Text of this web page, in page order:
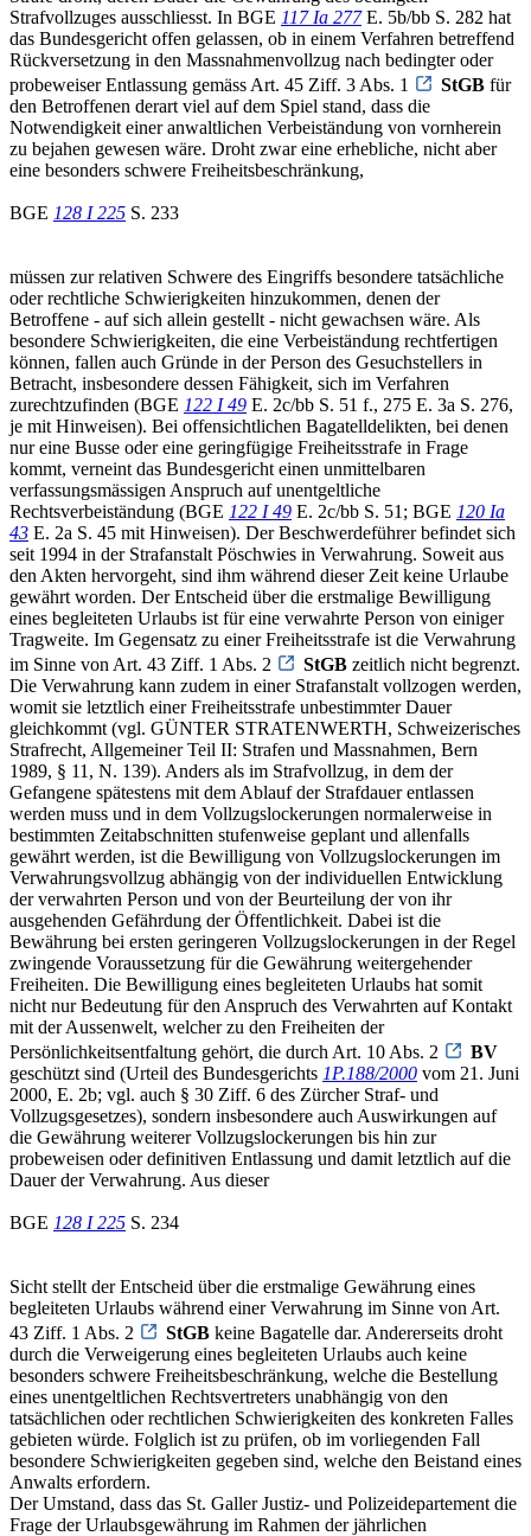
Strafvollzuges ausschliesst. In BGE 117 Ia 277E. 5b/bb S. 282 hat
das Bundesgericht offen gelassen, ob in einem Verfahren betreffend
Rückversetzung in den Massnahmenvollzug nach bedingter oder
probeweiser Entlassung gemäss Art. 45 Ziff. 3 Abs. 1
StGB für
den Betroffenen derart viel auf dem Spiel stand, dass die
Notwendigkeit einer anwaltlichen Verbeiständung von vornherein
zu bejahen gewesen wäre. Droht zwar eine erhebliche, nicht aber
eine besonders schwere Freiheitsbeschränkung,
BGE 128 I 225 S. 233
müssen zur relativen Schwere des Eingriffs besondere tatsächliche
oder rechtliche Schwierigkeiten hinzukommen, denen der
Betroffene - auf sich allein gestellt - nicht gewachsen wäre. Als
besondere Schwierigkeiten, die eine Verbeiständung rechtfertigen
können, fallen auch Gründe in der Person des Gesuchstellers in
Betracht, insbesondere dessen Fähigkeit, sich im Verfahren
zurechtzufinden (BGE 122 I 49 E. 2c/bb S. 51 f., 275 E. 3a S. 276,
je mit Hinweisen). Bei offensichtlichen Bagatelldelikten, bei denen
nur eine Busse oder eine geringfügige Freiheitsstrafe in Frage
kommt, verneint das Bundesgericht einen unmittelbaren
verfassungsmässigen Anspruch auf unentgeltliche
Rechtsverbeiständung (BGE 122 I 49 E. 2c/bb S. 51; BGE 120 Ia
43 E. 2a S. 45 mit Hinweisen). Der Beschwerdeführer befindet sich
seit 1994 in der Strafanstalt Pöschwies in Verwahrung. Soweit aus
den Akten hervorgeht, sind ihm während dieser Zeit keine Urlaube
gewährt worden. Der Entscheid über die erstmalige Bewilligung
eines begleiteten Urlaubs ist für eine verwahrte Person von einiger
Tragweite. Im Gegensatz zu einer Freiheitsstrafe ist die Verwahrung
im Sinne von Art. 43 Ziff. 1 Abs. 2
StGB zeitlich nicht begrenzt.
Die Verwahrung kann zudem in einer Strafanstalt vollzogen werden,
womit sie letztlich einer Freiheitsstrafe unbestimmter Dauer
gleichkommt (vgl. GÜNTER STRATENWERTH, Schweizerisches
Strafrecht, Allgemeiner Teil II: Strafen und Massnahmen, Bern
1989, § 11, N. 139). Anders als im Strafvollzug, in dem der
Gefangene spätestens mit dem Ablauf der Strafdauer entlassen
werden muss und in dem Vollzugslockerungen normalerweise in
bestimmten Zeitabschnitten stufenweise geplant und allenfalls
gewährt werden, ist die Bewilligung von Vollzugslockerungen im
Verwahrungsvollzug abhängig von der individuellen Entwicklung
der verwahrten Person und von der Beurteilung der von ihr
ausgehenden Gefährdung der Öffentlichkeit. Dabei ist die
Bewährung bei ersten geringeren Vollzugslockerungen in der Regel
zwingende Voraussetzung für die Gewährung weitergehender
Freiheiten. Die Bewilligung eines begleiteten Urlaubs hat somit
nicht nur Bedeutung für den Anspruch des Verwahrten auf Kontakt
mit der Aussenwelt, welcher zu den Freiheiten der
Persönlichkeitsentfaltung gehört, die durch Art. 10 Abs. 2
BV
geschützt sind (Urteil des Bundesgerichts 1P.188/2000 vom 21. Juni
2000, E. 2b; vgl. auch § 30 Ziff. 6 des Zürcher Straf- und
Vollzugsgesetzes), sondern insbesondere auch Auswirkungen auf
die Gewährung weiterer Vollzugslockerungen bis hin zur
probeweisen oder definitiven Entlassung und damit letztlich auf die
Dauer der Verwahrung. Aus dieser
BGE 128 I 225 S. 234
Sicht stellt der Entscheid über die erstmalige Gewährung eines
begleiteten Urlaubs während einer Verwahrung im Sinne von Art.
43 Ziff. 1 Abs. 2
StGB keine Bagatelle dar. Andererseits droht
durch die Verweigerung eines begleiteten Urlaubs auch keine
besonders schwere Freiheitsbeschränkung, welche die Bestellung
eines unentgeltlichen Rechtsvertreters unabhängig von den
tatsächlichen oder rechtlichen Schwierigkeiten des konkreten Falles
gebieten würde. Folglich ist zu prüfen, ob im vorliegenden Fall
besondere Schwierigkeiten gegeben sind, welche den Beistand eines
Anwalts erfordern.
Der Umstand, dass das St. Galler Justiz- und Polizeidepartement die
Frage der Urlaubsgewährung im Rahmen der jährlichen